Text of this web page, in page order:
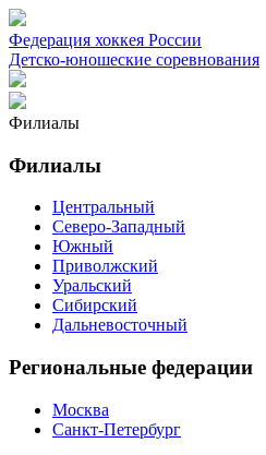
Федерация хоккея России
Детско-юношеские соревнования
Филиалы
Филиалы
Центральный
Северо-Западный
Южный
Приволжский
Уральский
Сибирский
Дальневосточный
Региональные федерации
Москва
Санкт-Петербург